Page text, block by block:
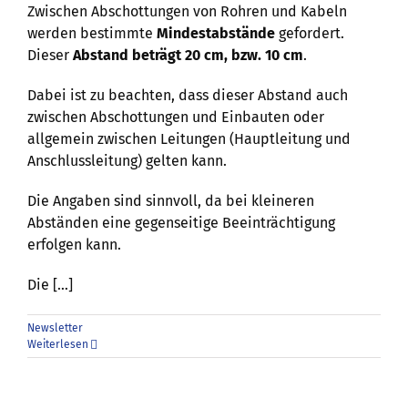
Zwischen Abschottungen von Rohren und Kabeln
werden bestimmte Mindestabstände gefordert.
Dieser Abstand beträgt 20 cm, bzw. 10 cm.
Dabei ist zu beachten, dass dieser Abstand auch
zwischen Abschottungen und Einbauten oder
allgemein zwischen Leitungen (Hauptleitung und
Anschlussleitung) gelten kann.
Die Angaben sind sinnvoll, da bei kleineren
Abständen eine gegenseitige Beeinträchtigung
erfolgen kann.
Die […]
Newsletter
Weiterlesen